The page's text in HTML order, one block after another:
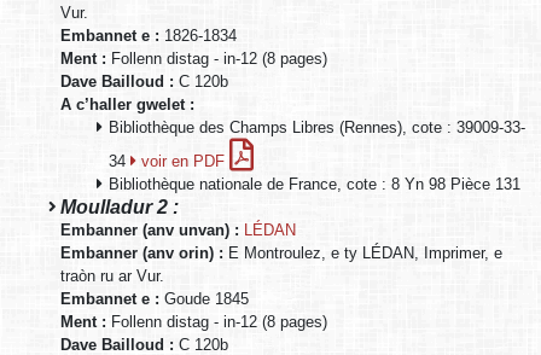
Vur.
Embannet e : 1826-1834
Ment : Follenn distag - in-12 (8 pages)
Dave Bailloud : C 120b
A c’haller gwelet :
Bibliothèque des Champs Libres (Rennes), cote : 39009-33-
34
voir en PDF
Bibliothèque nationale de France, cote : 8 Yn 98 Pièce 131
Moulladur 2 :
Embanner (anv unvan) : LÉDAN
Embanner (anv orin) : E Montroulez, e ty LÉDAN, Imprimer, e
traòn ru ar Vur.
Embannet e : Goude 1845
Ment : Follenn distag - in-12 (8 pages)
Dave Bailloud : C 120b